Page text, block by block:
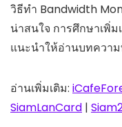
วิธีทำ Bandwidth
น่าสนใจ การศึกษาเพิ่
แนะนำให้อ่านบทความ
อ่านเพิ่มเติม:
SiamLanCard |